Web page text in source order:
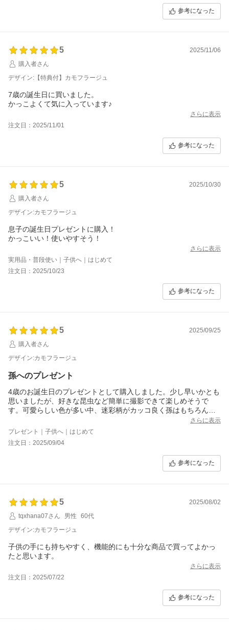
参考になった
5
2025/11/06
購入者さん
デザイン:【特典付】カモフラージュ
7歳の誕生日に買いました。
かっこよくて気に入っています♪
さらに表示
注文日：2025/11/01
参考になった
5
2025/10/30
購入者さん
デザイン:カモフラージュ
息子の誕生日プレゼントに購入！
かっこいい！使いやすそう！
さらに表示
実用品・普段使い｜子供へ｜はじめて
注文日：2025/10/23
参考になった
5
2025/09/25
購入者さん
デザイン:カモフラージュ
孫へのプレゼント
4歳のお誕生日のプレゼントとして購入しました。少し早いかとも
思いましたが、好きな昆虫など簡単に撮影できて楽しめそうで
す。可愛らしい色が多い中、迷彩柄がカッコ良く孫はもちろんパ
さらに表示
プレゼント｜子供へ｜はじめて
注文日：2025/09/04
参考になった
5
2025/08/02
tqxhana07さん
男性
60代
デザイン:カモフラージュ
子供の手にも持ちやすく、機能的にも十分な商品で買ってよかっ
たと思います。
さらに表示
注文日：2025/07/22
参考になった